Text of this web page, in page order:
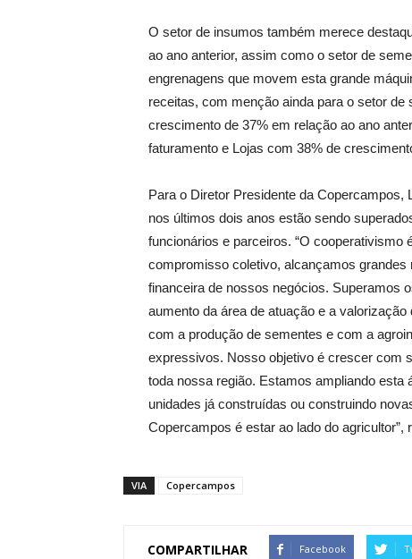
O setor de insumos também merece
ao ano anterior, assim como o setor de
engrenagens que movem esta grande
receitas, com menção ainda para o setor
crescimento de 37% em relação ao ano
faturamento e Lojas com 38% de
Para o Diretor Presidente da
nos últimos dois anos estão sendo
funcionários e parceiros. “O
compromisso coletivo, alcançamos
financeira de nossos negócios. Superamos
aumento da área de atuação e a
com a produção de sementes e com a
expressivos. Nosso objetivo é crescer com
toda nossa região. Estamos ampliando
unidades já construídas ou construindo
Copercampos é estar ao lado do agricultor”,
VIA Copercampos
COMPARTILHAR Facebook